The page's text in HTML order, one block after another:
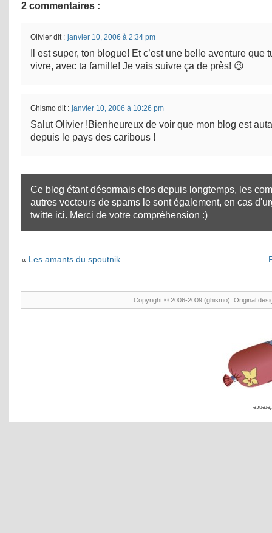
2 commentaires :
Olivier dit : janvier 10, 2006 à 2:34 pm
Il est super, ton blogue! Et c’est une belle aventure que
vivre, avec ta famille! Je vais suivre ça de près! 😉
Ghismo dit : janvier 10, 2006 à 10:26 pm
Salut Olivier !Bienheureux de voir que mon blog est
depuis le pays des caribous !
Ce blog étant désormais clos depuis longtemps, les
autres vecteurs de spams le sont également, en cas
twitte ici. Merci de votre compréhension :)
« Les amants du spoutnik
Copyright © 2006-2009 (ghismo). Original